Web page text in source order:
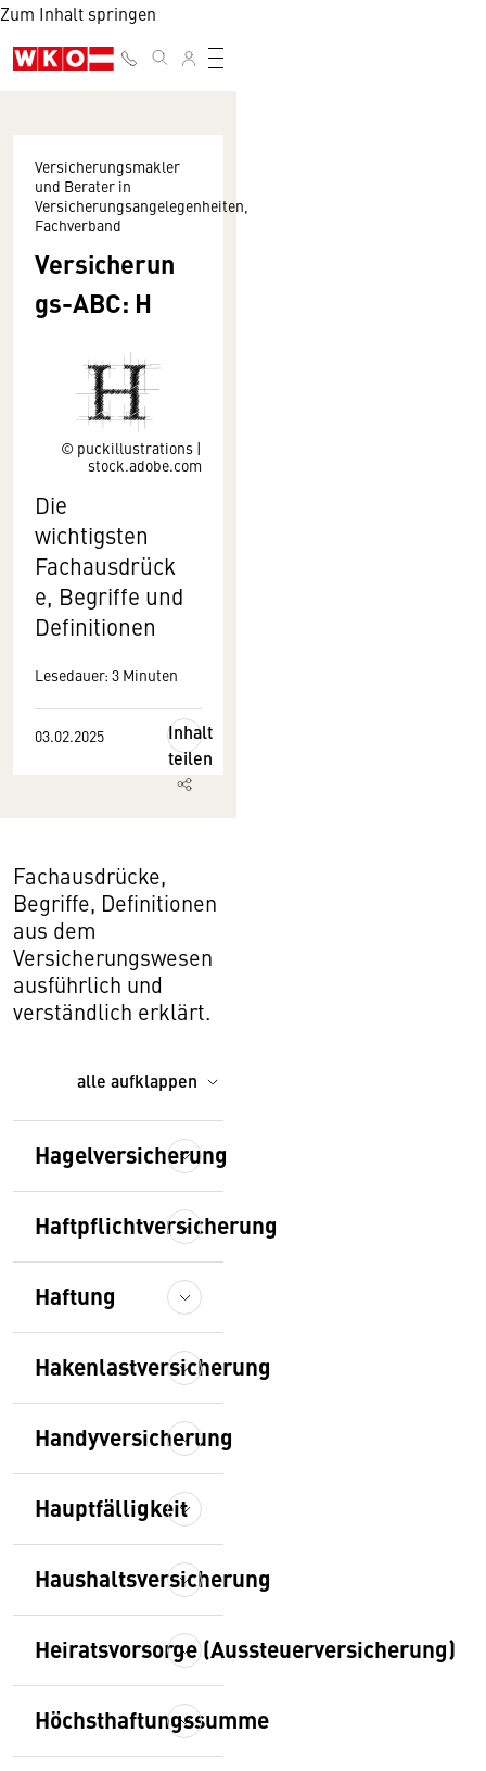
Zum Inhalt springen
© puckillustrations |
stock.adobe.com
Versicherungsmakler
und Berater in
Versicherungsangelegenheiten,
Fachverband
Versicherun
gs-ABC: H
Die
wichtigsten
Fachausdrück
e, Begriffe und
Definitionen
Lesedauer: 3 Minuten
03.02.2025
Inhalt
teilen
Fachausdrücke,
Begriffe, Definitionen
aus dem
Versicherungswesen
ausführlich und
verständlich erklärt.
alle aufklappen
Hagelversicherung
Haftpflichtversicherung
Haftung
Hakenlastversicherung
Handyversicherung
Hauptfälligkeit
Haushaltsversicherung
Heiratsvorsorge (Aussteuerversicherung)
Höchsthaftungssumme